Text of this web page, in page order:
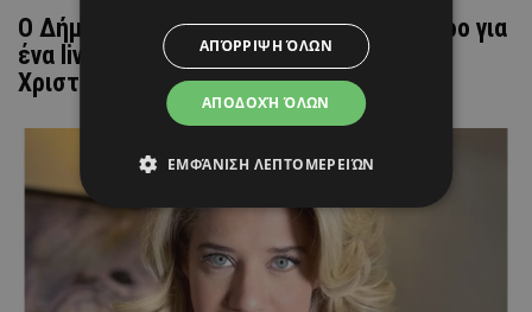
Ο Δήμος Αναστασιάδης επιστρέφει Κύπρο για
ένα live δίπλα στη θάλασσα - Μαζί του η
Χριστίνα Σάλτη
ΑΠΟΔΟΧΉ ΌΛΩΝ
ΑΠΌΡΡΙΨΗ ΌΛΩΝ
ΕΜΦΆΝΙΣΗ ΛΕΠΤΟΜΕΡΕΙΏΝ